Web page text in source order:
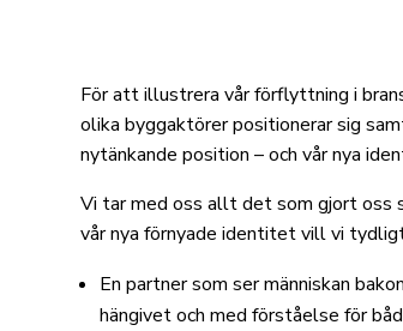
För att illustrera vår förflyttning i
olika byggaktörer positionerar sig
nytänkande position – och vår nya
Vi tar med oss allt det som gjort oss
vår nya förnyade identitet vill vi
En partner som ser människan
hängivet och med förståelse för